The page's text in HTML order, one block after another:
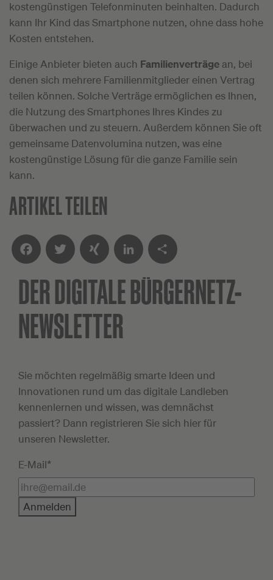
kostengünstigen Telefonminuten beinhalten. Dadurch
kann Ihr Kind das Smartphone nutzen, ohne dass hohe
Kosten entstehen.
Einige Anbieter bieten auch Familienverträge an, bei
denen sich mehrere Familienmitglieder einen Vertrag
teilen können. Solche Verträge ermöglichen es Ihnen,
die Nutzung des Smartphones Ihres Kindes zu
überwachen und zu steuern. Außerdem können Sie oft
gemeinsame Datenvolumina nutzen, was eine
kostengünstige Lösung für die ganze Familie sein
kann.
ARTIKEL TEILEN
FacebookTwitter XING LinkedInTeilen
DER DIGITALEBÜRGERNETZ-
NEWSLETTER
Sie möchten regelmäßig smarte Ideen und
Innovationen rund um das digitale Landleben
kennenlernen und wissen, was demnächst
passiert? Dann registrieren Sie sich hier für
unseren Newsletter.
E-Mail*
Anmelden